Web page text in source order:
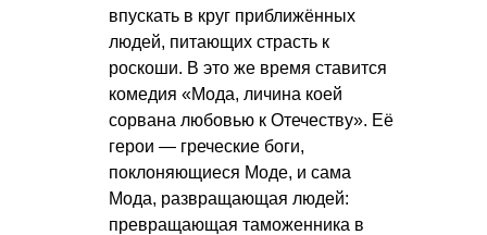
впускать в круг приближённых
людей, питающих страсть к
роскоши. В это же время ставится
комедия «Мода, личина коей
сорвана любовью к Отечеству». Её
герои — греческие боги,
поклоняющиеся Моде, и сама
Мода, развращающая людей:
превращающая таможенника в